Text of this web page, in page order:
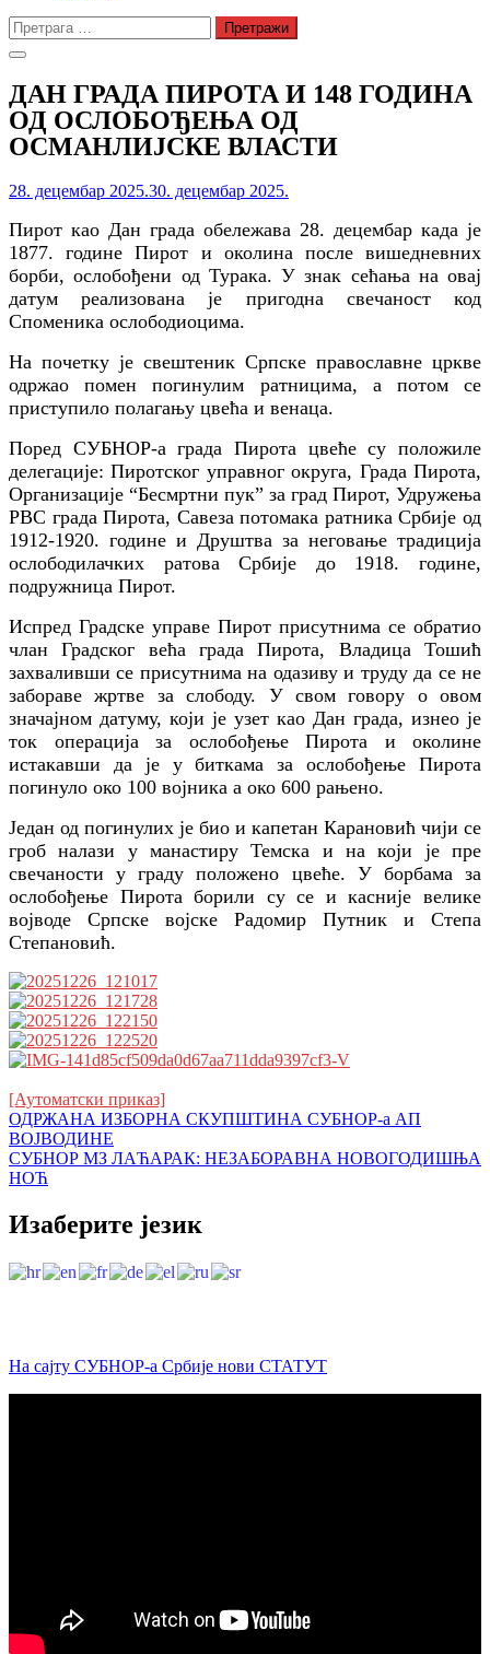
Претрага
за:
ДАН ГРАДА ПИРОТА И 148 ГОДИНА
ОД ОСЛОБОЂЕЊА ОД
ОСМАНЛИЈСКЕ ВЛАСТИ
28. децембар 2025.30. децембар 2025.
Пирот као Дан града обележава 28. децембар када је
1877. године Пирот и околина после вишедневних
борби, ослобођени од Турака. У знак сећања на овај
датум реализована је пригодна свечаност код
Споменика ослободиоцима.
На почетку је свештеник Српске православне цркве
одржао помен погинулим ратницима, а потом се
приступило полагању цвећа и венаца.
Поред СУБНОР-а града Пирота цвеће су положиле
делегације: Пиротског управног округа, Града Пирота,
Организације “Бесмртни пук” за град Пирот, Удружења
РВС града Пирота, Савеза потомака ратника Србије од
1912-1920. године и Друштвa за неговање традиција
ослободилачких ратова Србије до 1918. године,
подружница Пирот.
Испред Градске управе Пирот присутнима се обратио
члан Градског већа града Пирота, Владица Тошић
захваливши се присутнима на одазиву и труду да се не
забораве жртве за слободу. У свом говору о овом
значајном датуму, који је узет као Дан града, изнео је
ток операција за ослобођење Пирота и околине
истакавши да је у биткама за ослобођење Пирота
погинуло око 100 војника а око 600 рањено.
Један од погинулих је био и капетан Карановић чији се
гроб налази у манастиру Темска и на који је пре
свечаности у граду положено цвеће. У борбама за
ослобођење Пирота борили су се и касније велике
војводе Српске војске Радомир Путник и Степа
Степановић.
[Аутоматски приказ]
Кретање
чланка
ОДРЖАНА ИЗБОРНА СКУПШТИНА СУБНОР-a АП
ВОЈВОДИНЕ
СУБНОР МЗ ЛАЋАРАК: НЕЗАБОРАВНА НОВОГОДИШЊА
НОЋ
Изаберите језик
На сајту СУБНОР-а Србије нови СТАТУТ